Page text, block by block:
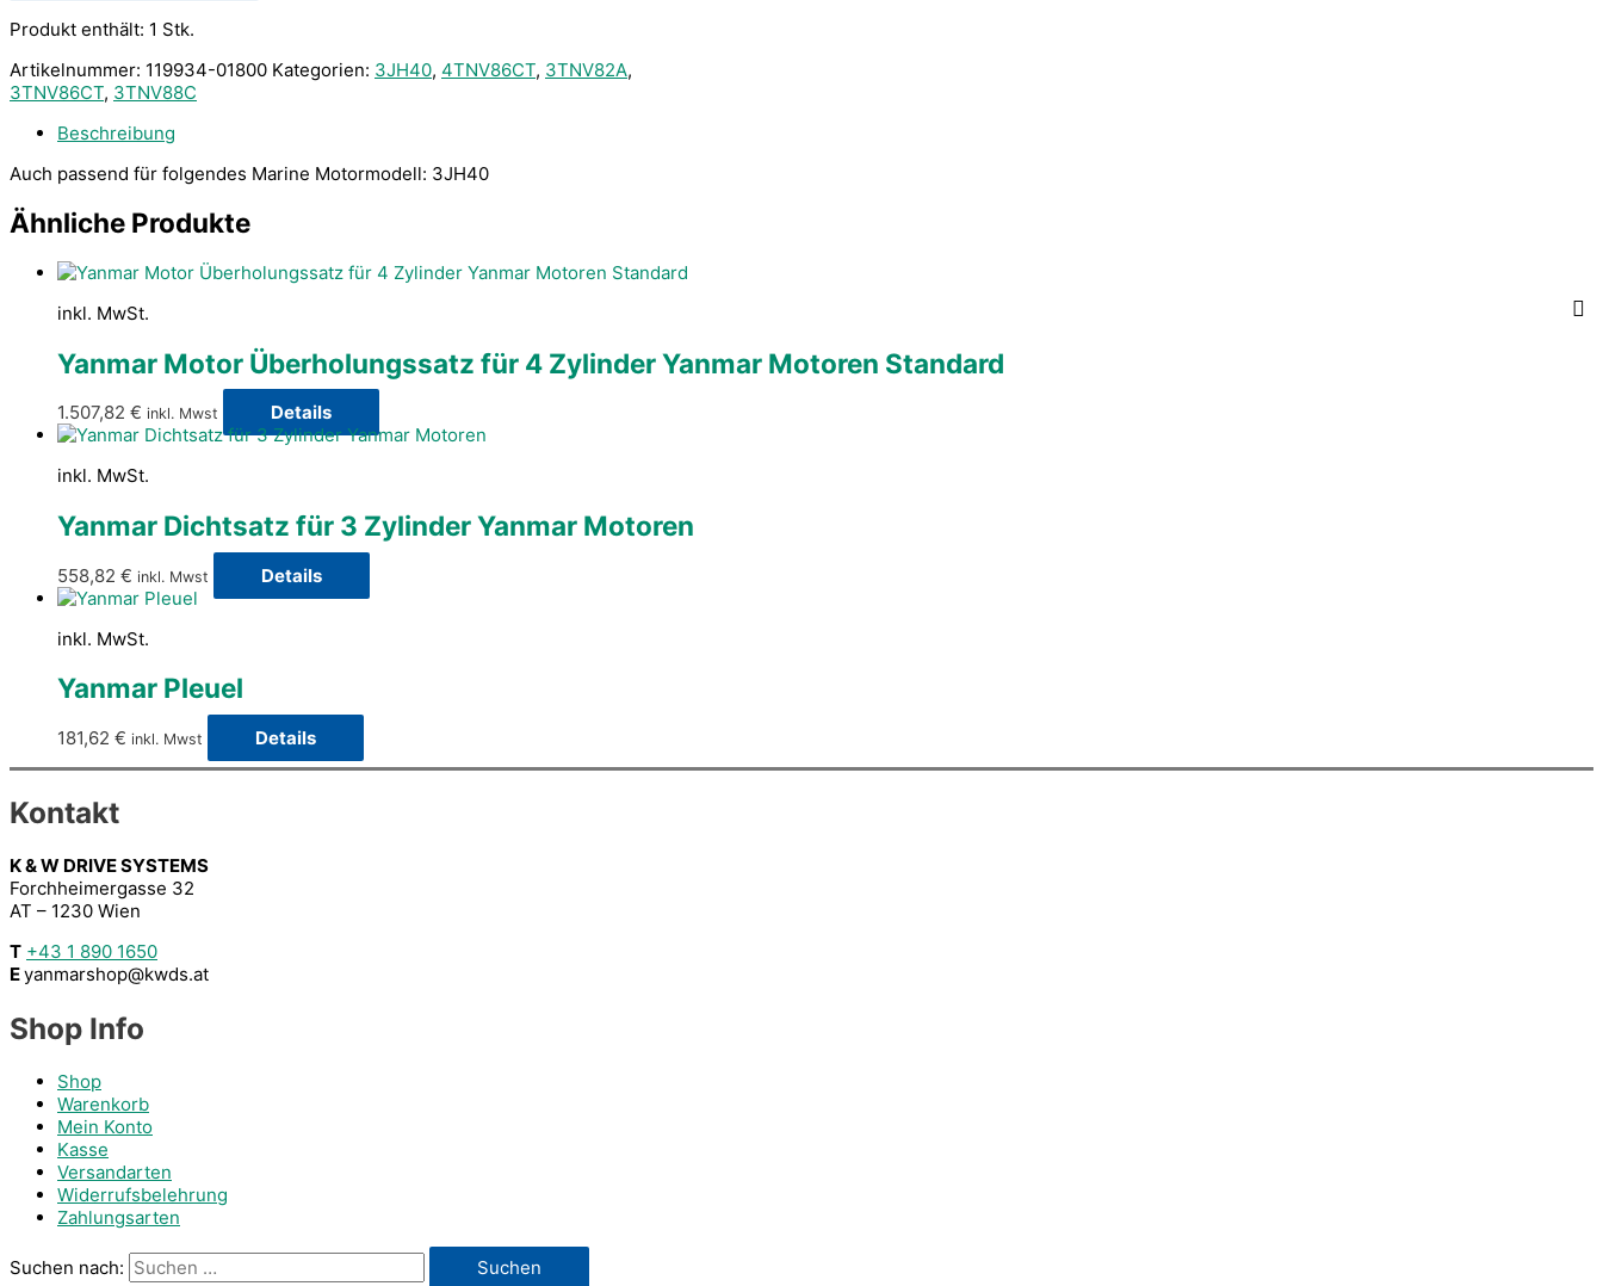
Produkt enthält: 1 Stk.
Artikelnummer: 119934-01800 Kategorien: 3JH40, 4TNV86CT, 3TNV82A,
3TNV86CT, 3TNV88C
Beschreibung
Auch passend für folgendes Marine Motormodell: 3JH40
Ähnliche Produkte
inkl. MwSt.
Yanmar Motor Überholungssatz für 4 Zylinder Yanmar Motoren Standard
1.507,82 € inkl. Mwst Details
inkl. MwSt.
Yanmar Dichtsatz für 3 Zylinder Yanmar Motoren
558,82 € inkl. Mwst Details
inkl. MwSt.
Yanmar Pleuel
181,62 € inkl. Mwst Details
Kontakt
K & W DRIVE SYSTEMS
Forchheimergasse 32
AT – 1230 Wien
T +43 1 890 1650
Eyanmarshop@kwds.at
Shop Info
Shop
Warenkorb
Mein Konto
Kasse
Versandarten
Widerrufsbelehrung
Zahlungsarten
Suchen nach: